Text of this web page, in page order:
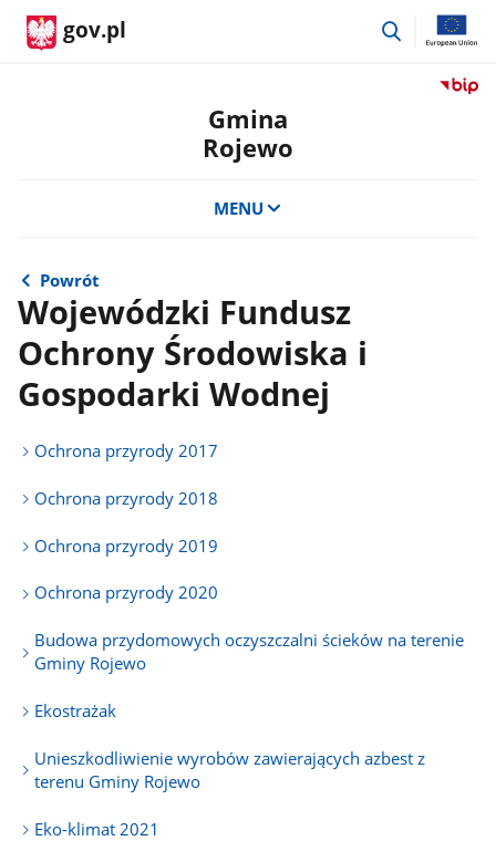
gov.pl
przejdź
Przejdź
Gmina
Rojewo
MENU
Powrót
Wojewódzki Fundusz
Ochrony Środowiska i
Gospodarki Wodnej
Ochrona przyrody 2017
Ochrona przyrody 2018
Ochrona przyrody 2019
Ochrona przyrody 2020
Budowa przydomowych oczyszczalni ścieków na terenie
Gminy Rojewo
Ekostrażak
Unieszkodliwienie wyrobów zawierających azbest z
terenu Gminy Rojewo
Eko-klimat 2021